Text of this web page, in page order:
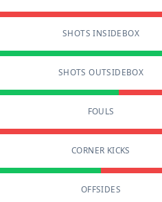
SHOTS INSIDEBOX
SHOTS OUTSIDEBOX
FOULS
CORNER KICKS
OFFSIDES